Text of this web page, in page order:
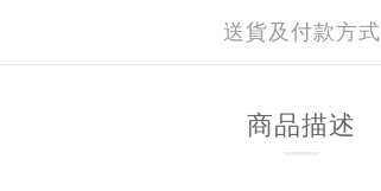
送貨及付款方式
商品描述